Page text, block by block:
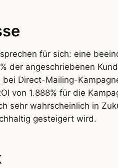
für sich: eine
der angeschriebenen
bei Direct-Mailing-
von 1.888% für die
sehr wahrscheinlich in
gesteigert wird.